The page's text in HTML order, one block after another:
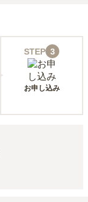
STEP 3
お申し込み